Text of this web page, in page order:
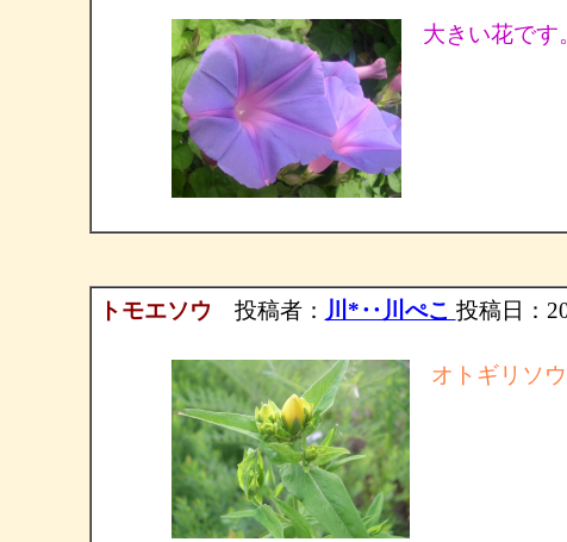
大きい花です。
トモエソウ 投稿者： 川*‥川ぺこ 投稿日：
オトギリソウ